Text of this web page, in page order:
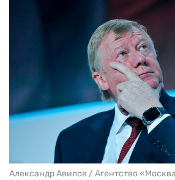
Александр Авилов / Агентство